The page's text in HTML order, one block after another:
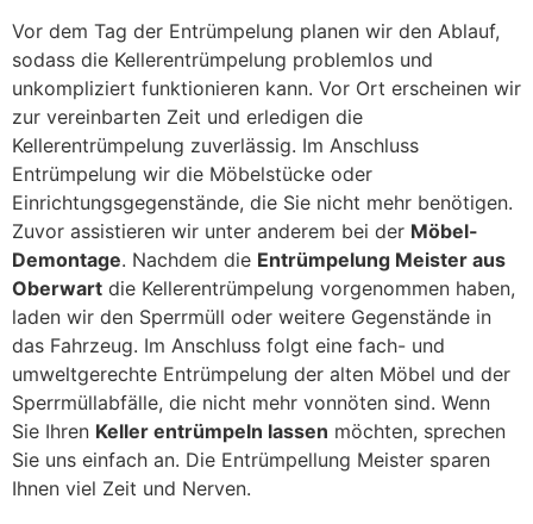
Vor dem Tag der Entrümpelung planen wir den Ablauf,
sodass die Kellerentrümpelung problemlos und
unkompliziert funktionieren kann. Vor Ort erscheinen wir
zur vereinbarten Zeit und erledigen die
Kellerentrümpelung zuverlässig. Im Anschluss
Entrümpelung wir die Möbelstücke oder
Einrichtungsgegenstände, die Sie nicht mehr benötigen.
Zuvor assistieren wir unter anderem bei der Möbel-
Demontage. Nachdem die Entrümpelung Meister aus
Oberwart die Kellerentrümpelung vorgenommen haben,
laden wir den Sperrmüll oder weitere Gegenstände in
das Fahrzeug. Im Anschluss folgt eine fach- und
umweltgerechte Entrümpelung der alten Möbel und der
Sperrmüllabfälle, die nicht mehr vonnöten sind. Wenn
Sie Ihren Keller entrümpeln lassen möchten, sprechen
Sie uns einfach an. Die Entrümpellung Meister sparen
Ihnen viel Zeit und Nerven.